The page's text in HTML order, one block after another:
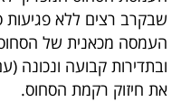
שבקרב רצים ללא פגיעות
העמסה מכאנית של
ובתדירות קבועה ונכונה
את חיזוק רקמת הסחוס.